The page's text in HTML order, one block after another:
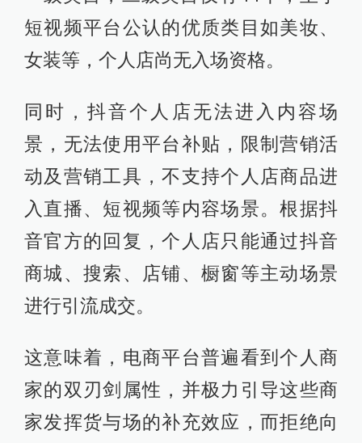
短视频平台公认的优质类目如美妆、
女装等，个人店尚无入场资格。
同时，抖音个人店无法进入内容场
景，无法使用平台补贴，限制营销活
动及营销工具，不支持个人店商品进
入直播、短视频等内容场景。根据抖
音官方的回复，个人店只能通过抖音
商城、搜索、店铺、橱窗等主动场景
进行引流成交。
这意味着，电商平台普遍看到个人商
家的双刃剑属性，并极力引导这些商
家发挥货与场的补充效应，而拒绝向